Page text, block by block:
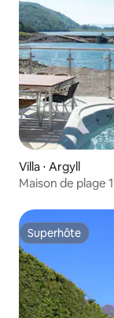
Villa ⋅ Argyll
Maison de plage
Superhôte
Superhôte